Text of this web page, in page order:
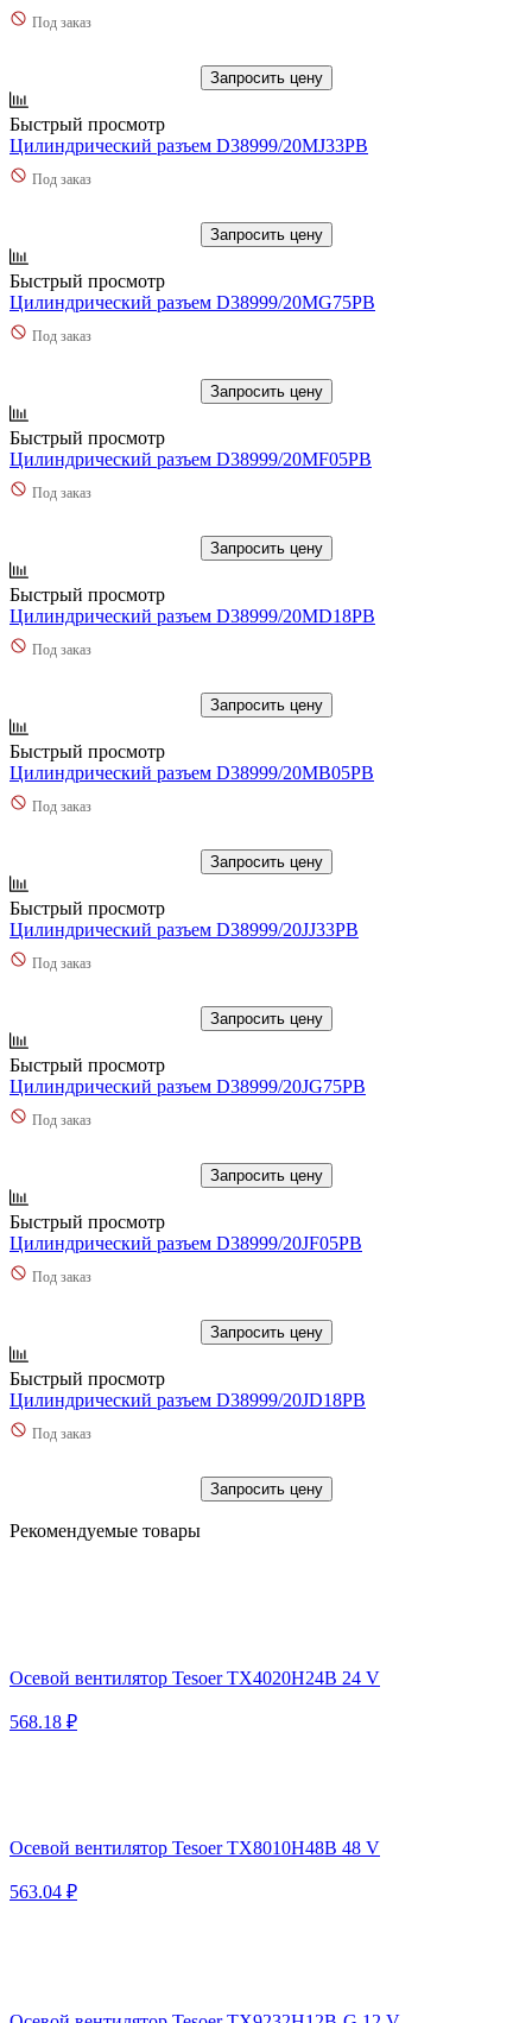
Под заказ
Запросить цену
Быстрый просмотр
Цилиндрический разъем D38999/20MJ33PB
Под заказ
Запросить цену
Быстрый просмотр
Цилиндрический разъем D38999/20MG75PB
Под заказ
Запросить цену
Быстрый просмотр
Цилиндрический разъем D38999/20MF05PB
Под заказ
Запросить цену
Быстрый просмотр
Цилиндрический разъем D38999/20MD18PB
Под заказ
Запросить цену
Быстрый просмотр
Цилиндрический разъем D38999/20MB05PB
Под заказ
Запросить цену
Быстрый просмотр
Цилиндрический разъем D38999/20JJ33PB
Под заказ
Запросить цену
Быстрый просмотр
Цилиндрический разъем D38999/20JG75PB
Под заказ
Запросить цену
Быстрый просмотр
Цилиндрический разъем D38999/20JF05PB
Под заказ
Запросить цену
Быстрый просмотр
Цилиндрический разъем D38999/20JD18PB
Под заказ
Запросить цену
Рекомендуемые товары
Осевой вентилятор Tesoer TX4020H24B 24 V
568.18 ₽
Осевой вентилятор Tesoer TX8010H48B 48 V
563.04 ₽